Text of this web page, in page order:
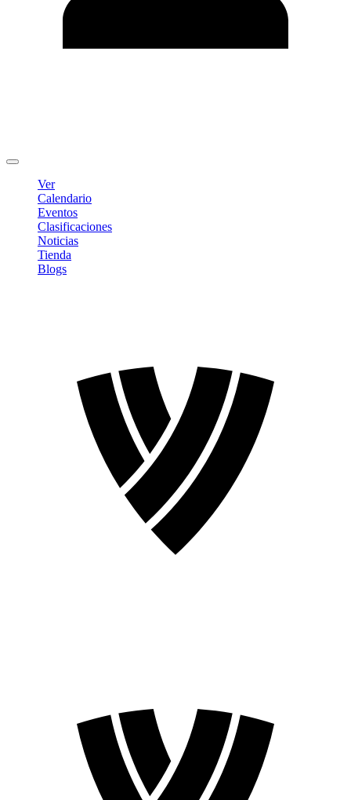
Ver
Calendario
Eventos
Clasificaciones
Noticias
Tienda
Blogs